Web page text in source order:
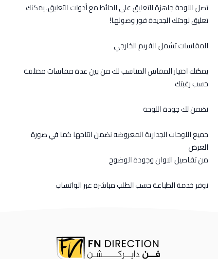
تصل اللوحة جاهزة للتعليق على الحائط مع أدوات التعليق. يمكنك
تعليق لوحتك الجديدة فور وصولها!
المقاسات تشمل الفريم الخارجي
يمكنك اختيار المقاس المناسب لك من بين عدة مقاسات مختلفة
حسب رغبتك
نضمن لك جودة اللوحة
جميع اللوحات الجدارية المعروضه نضمن انتاجها كما في صورة
العرض
من تفاصيل الاوان وجودة الوضوح
نوفر خدمة الطباعة حسب الطلب مباشرة عبر الواتساب